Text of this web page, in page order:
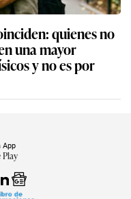
quienes no
una mayor
y no es por
App
Play